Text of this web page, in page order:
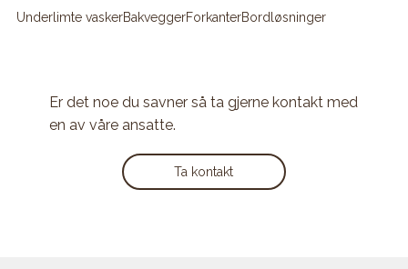
Underlimte vaskerBakveggerForkanterBordløsninger
Er det noe du savner så ta gjerne kontakt med
en av våre ansatte.
Ta kontakt